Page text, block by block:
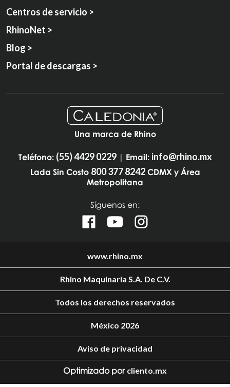
Centros de servicio >
RhinoNet >
Blog >
Portal de descargas >
Una marca de Rhino
Teléfono: (55) 4429 0229| Email: info@rhino.mx
Lada Sin Costo 800 377 8242CDMX y Área
Metropolitana
Síguenos en:
www.rhino.mx
Rhino Maquinaria S.A. De C.V.
Todos los derechos reservados
México 2026
Aviso de privacidad
Optimizado por cliento.mx